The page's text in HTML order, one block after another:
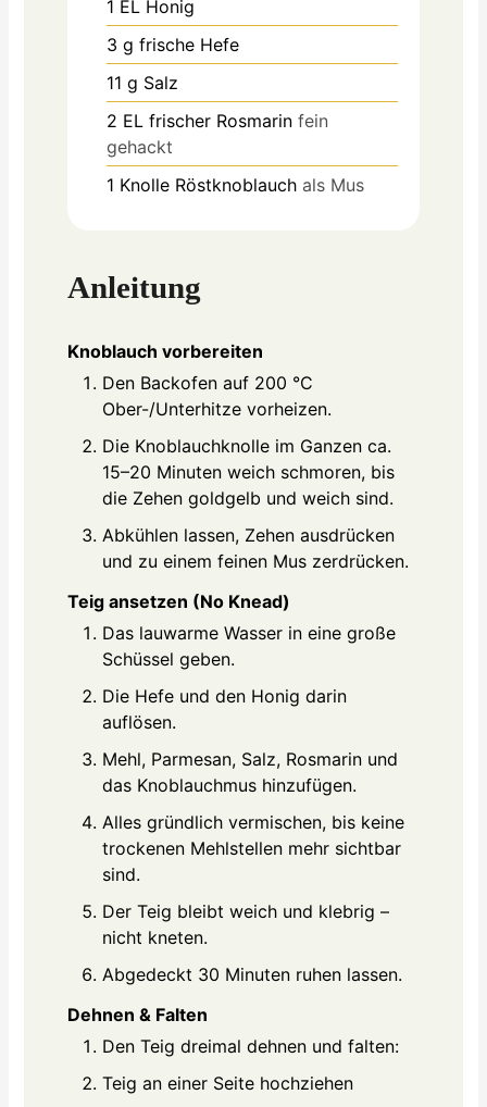
1 EL Honig
3 g frische Hefe
11 g Salz
2 ELfrischer Rosmarin fein
gehackt
1 Knolle Röstknoblauch als Mus
Anleitung
Knoblauch vorbereiten
Den Backofen auf 200 °C
Ober-/Unterhitze vorheizen.
Die Knoblauchknolle im Ganzen ca.
15–20 Minuten weich schmoren, bis
die Zehen goldgelb und weich sind.
Abkühlen lassen, Zehen ausdrücken
und zu einem feinen Mus zerdrücken.
Teig ansetzen (No Knead)
Das lauwarme Wasser in eine große
Schüssel geben.
Die Hefe und den Honig darin
auflösen.
Mehl, Parmesan, Salz, Rosmarin und
das Knoblauchmus hinzufügen.
Alles gründlich vermischen, bis keine
trockenen Mehlstellen mehr sichtbar
sind.
Der Teig bleibt weich und klebrig –
nicht kneten.
Abgedeckt 30 Minuten ruhen lassen.
Dehnen & Falten
Den Teig dreimal dehnen und falten:
Teig an einer Seite hochziehen